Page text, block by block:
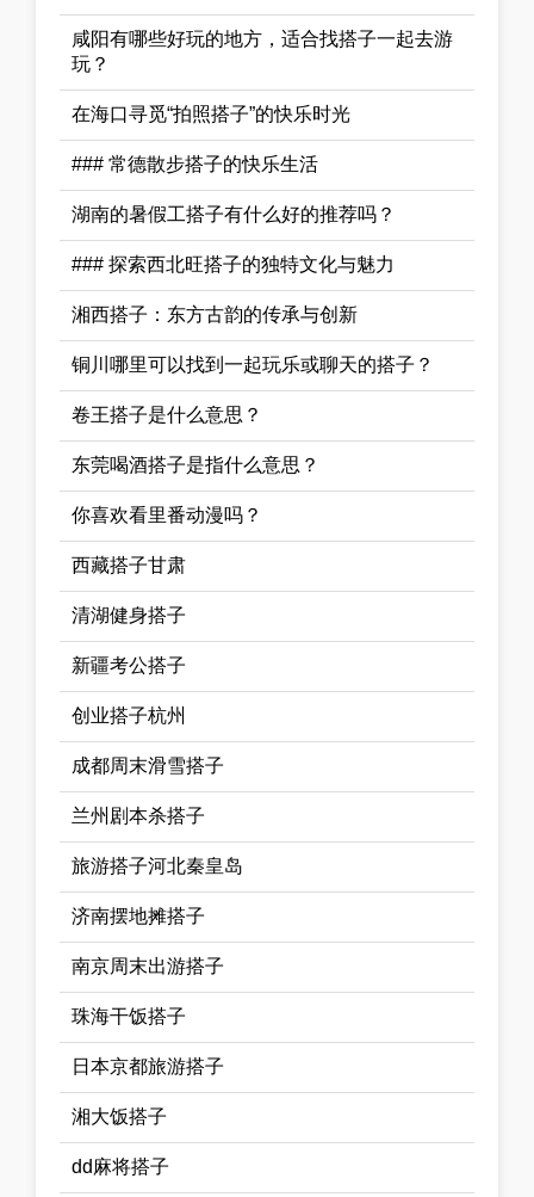
咸阳有哪些好玩的地方，适合找搭子一起去游
玩？
在海口寻觅“拍照搭子”的快乐时光
### 常德散步搭子的快乐生活
湖南的暑假工搭子有什么好的推荐吗？
### 探索西北旺搭子的独特文化与魅力
湘西搭子：东方古韵的传承与创新
铜川哪里可以找到一起玩乐或聊天的搭子？
卷王搭子是什么意思？
东莞喝酒搭子是指什么意思？
你喜欢看里番动漫吗？
西藏搭子甘肃
清湖健身搭子
新疆考公搭子
创业搭子杭州
成都周末滑雪搭子
兰州剧本杀搭子
旅游搭子河北秦皇岛
济南摆地摊搭子
南京周末出游搭子
珠海干饭搭子
日本京都旅游搭子
湘大饭搭子
dd麻将搭子